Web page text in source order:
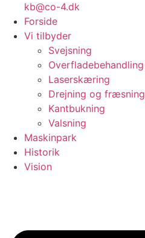
kb@co-4.dk
Forside
Vi tilbyder
Svejsning
Overfladebehandling
Laserskæring
Drejning og fræsning
Kantbukning
Valsning
Maskinpark
Historik
Vision